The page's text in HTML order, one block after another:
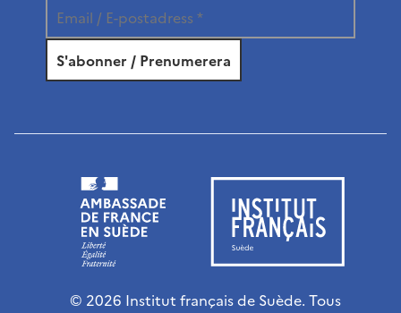
© 2026 Institut français de Suède. Tous